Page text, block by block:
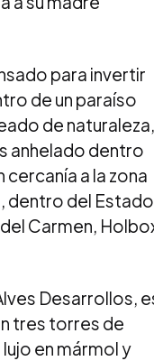
para invertir
de un paraíso
de naturaleza,
anhelado dentro
a la zona
dentro del Estado
Carmen,
Desarrollos,
tres torres de
en mármol y